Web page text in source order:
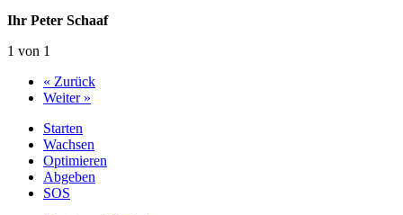
Ihr Peter Schaaf
1 von 1
« Zurück
Weiter »
Starten
Wachsen
Optimieren
Abgeben
SOS